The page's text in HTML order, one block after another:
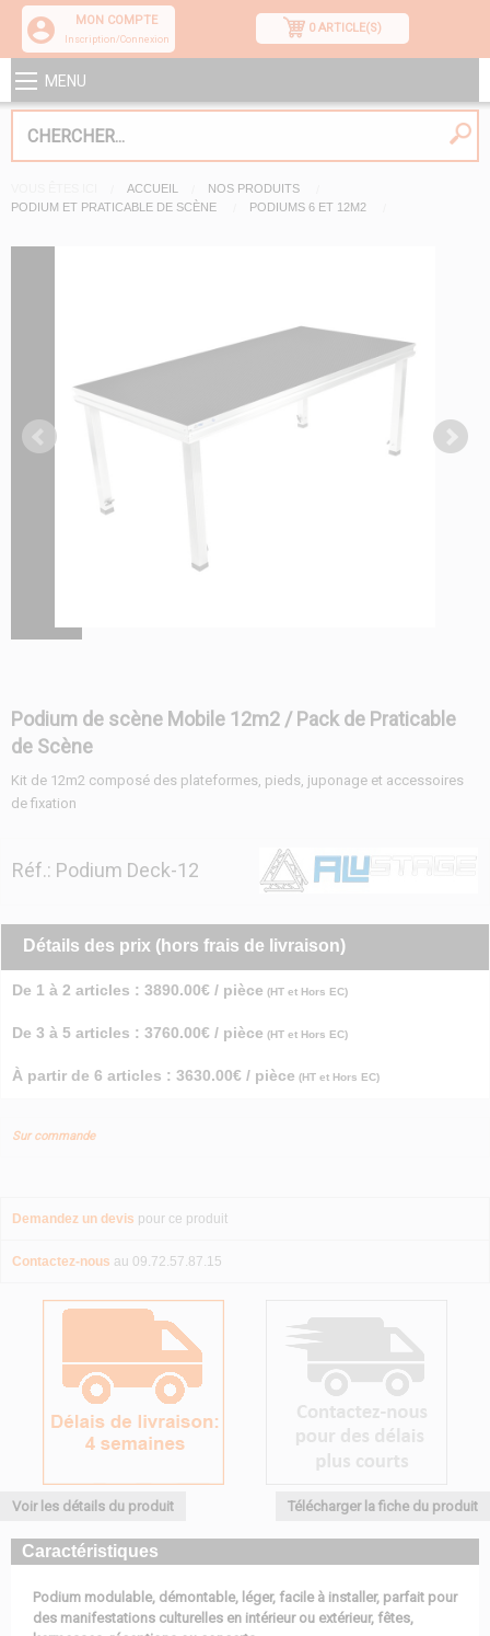
MON COMPTE
Inscription/Connexion
0 ARTICLE(S)
MENU
ACCUEIL
NOS PRODUITS
PODIUM ET PRATICABLE DE SCÈNE
PODIUMS 6 ET 12M2
Podium de scène Mobile 12m2 / Pack de Praticable
de Scène
Kit de 12m2 composé des plateformes, pieds, juponage et accessoires
de fixation
Réf.: Podium Deck-12
Détails des prix (hors frais de livraison)
De 1 à 2 articles : 3890.00€ / pièce (HT et Hors EC)
De 3 à 5 articles : 3760.00€ / pièce (HT et Hors EC)
À partir de 6 articles : 3630.00€ / pièce (HT et Hors EC)
Sur commande
Demandez un devis pour ce produit
Contactez-nous au 09.72.57.87.15
Voir les détails du produit Télécharger la fiche du produit
Caractéristiques
Podium modulable, démontable, léger, facile à installer, parfait pour
des manifestations culturelles en intérieur ou extérieur, fêtes,